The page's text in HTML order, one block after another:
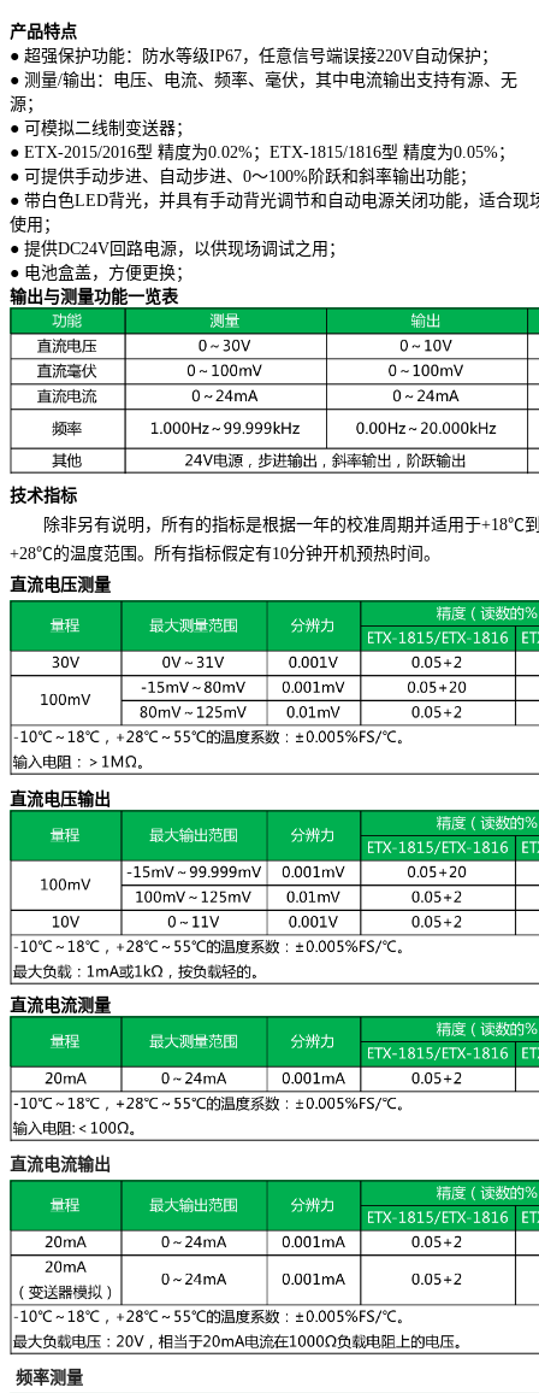
产品特点
● 超强保护功能：防水等级IP67，任意信号端误接220V自动保护；
● 测量/输出：电压、电流、频率、毫伏，其中电流输出支持有源、无
源；
● 可模拟二线制变送器；
● ETX-2015/2016型 精度为0.02%；ETX-1815/1816型 精度为0.05%；
● 可提供手动步进、自动步进、0～100%阶跃和斜率输出功能；
● 带白色LED背光，并具有手动背光调节和自动电源关闭功能，适合现
使用；
● 提供DC24V回路电源，以供现场调试之用；
● 电池盒盖，方便更换；
输出与测量功能一览表
技术指标
除非另有说明，所有的指标是根据一年的校准周期并适用于+18℃
+28℃的温度范围。所有指标假定有10分钟开机预热时间。
直流电压测量
直流电压输出
直流电流测量
直流电流输出
频率测量